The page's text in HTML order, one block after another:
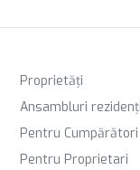
Proprietăți
Ansambluri
Pentru Cumpărători
Pentru Proprietari